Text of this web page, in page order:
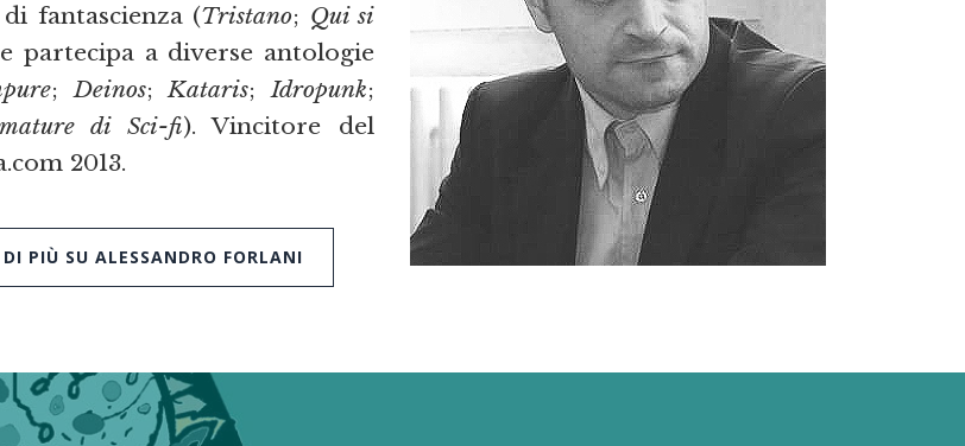
fantascienza (Tristano; Qui si
partecipa a diverse antologie
;Deinos;Kataris;Idropunk;
di Sci-fi). Vincitore del
2013.
DI PIÙ SU ALESSANDRO FORLANI